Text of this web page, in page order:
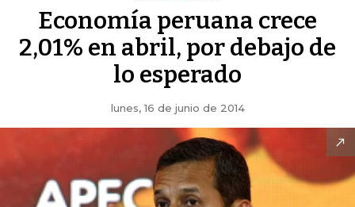
Economía peruana crece
2,01% en abril, por debajo de
lo esperado
lunes, 16 de junio de 2014